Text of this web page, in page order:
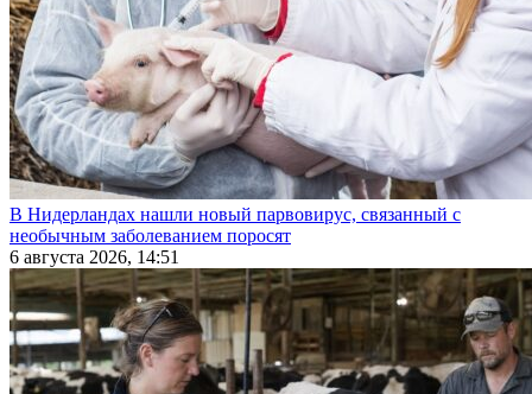
В Нидерландах нашли новый парвовирус, связанный с
необычным заболеванием поросят
6 августа 2026, 14:51